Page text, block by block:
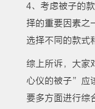
4、考虑被子的
择的重要因素之
选择不同的款式
综上所诉，大
心仪的被子”应
要多方面进行综